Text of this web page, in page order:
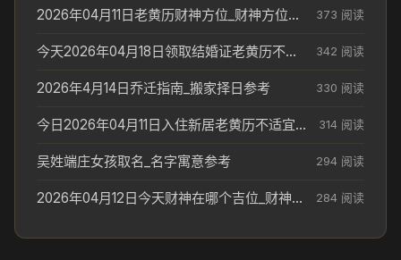
2026年04月11日老黄历财神方位_财神方位与供奉讲究 373 阅读
今天2026年04月18日领取结婚证老黄历不适合吗_领证日期参考 342 阅读
2026年4月14日乔迁指南_搬家择日参考 330 阅读
今日2026年04月11日入住新居老黄历不适宜吗_搬家择日参考 314 阅读
吴姓端庄女孩取名_名字寓意参考 294 阅读
2026年04月12日今天财神在哪个吉位_财神方位参考 284 阅读